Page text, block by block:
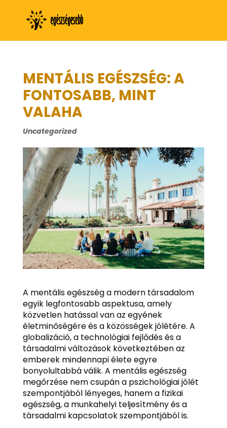
MENTÁLIS EGÉSZSÉG: A
FONTOSABB, MINT
VALAHA
Uncategorized
A mentális egészség a modern társadalom
egyik legfontosabb aspektusa, amely
közvetlen hatással van az egyének
életminőségére és a közösségek jólétére. A
globalizáció, a technológiai fejlődés és a
társadalmi változások következtében az
emberek mindennapi élete egyre
bonyolultabbá válik. A mentális egészség
megőrzése nem csupán a pszichológiai jólét
szempontjából lényeges, hanem a fizikai
egészség, a munkahelyi teljesítmény és a
társadalmi kapcsolatok szempontjából is.